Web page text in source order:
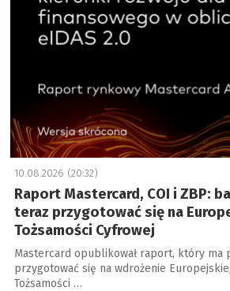
10.08.2026 (20:32)
Raport Mastercard, COI i ZBP:
teraz przygotować się na
Tożsamości Cyfrowej
Mastercard opublikował raport, który ma
przygotować się na wdrożenie
Tożsamości …